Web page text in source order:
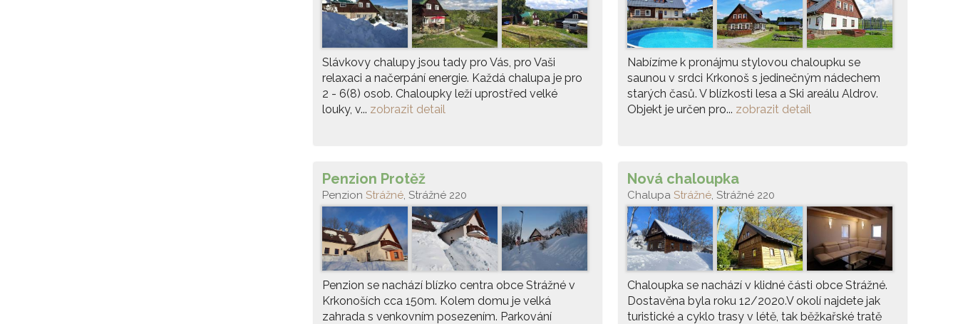
Slávkovy chalupy jsou tady pro Vás, pro Vaši
relaxaci a načerpání energie. Každá chalupa je pro
2 - 6(8) osob. Chaloupky leží uprostřed velké
louky, v... zobrazit detail
Nabízíme k pronájmu stylovou chaloupku se
saunou v srdci Krkonoš s jedinečným nádechem
starých časů. V blízkosti lesa a Ski areálu Aldrov.
Objekt je určen pro... zobrazit detail
Penzion Protěž
Penzion Strážné, Strážné 220
Penzion se nachází blízko centra obce Strážné v
Krkonoších cca 150m. Kolem domu je velká
zahrada s venkovním posezením. Parkování
Nová chaloupka
Chalupa Strážné, Strážné 220
Chaloupka se nachází v klidné části obce Strážné.
Dostavěna byla roku 12/2020.V okolí najdete jak
turistické a cyklo trasy v létě, tak běžkařské tratě